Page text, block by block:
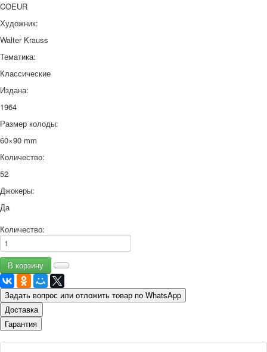
COEUR
Художник:
Walter Krauss
Тематика:
Классические
Издана:
1964
Размер колоды:
60×90 mm
Количество:
52
Джокеры:
Да
Количество:
Задать вопрос или отложить товар по WhatsApp
Доставка
Гарантия